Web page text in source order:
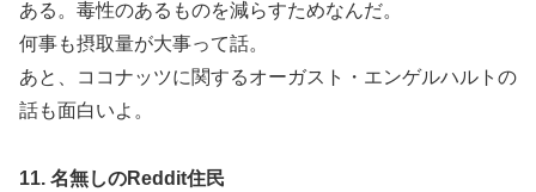
ある。毒性のあるものを減らすためなんだ。
何事も摂取量が大事って話。
あと、ココナッツに関するオーガスト・エンゲルハルトの
話も面白いよ。
11. 名無しのReddit住民